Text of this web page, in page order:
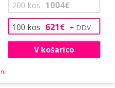
100 kos 621€
200 kos 1004€
V košarico